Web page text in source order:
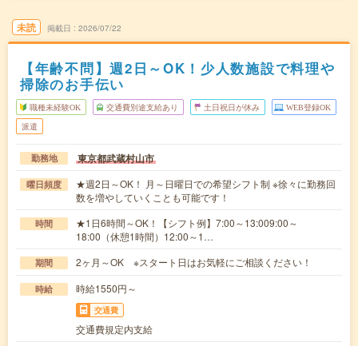
未読 掲載日 2026/07/22
【年齢不問】週2日～OK！少人数施設で料理や
掃除のお手伝い
職種未経験OK 交通費別途支給あり 土日祝日が休み WEB登録OK
派遣
勤務地 東京都武蔵村山市
曜日頻度
★週2日～OK！ 月～日曜日での希望シフト制 ※徐々に勤務回
数を増やしていくことも可能です！
時間
★1日6時間～OK！【シフト例】7:00～13:009:00～
18:00（休憩1時間）12:00～1…
期間 2ヶ月～OK ※スタート日はお気軽にご相談ください！
時給 時給1550円～
交通費
交通費規定内支給